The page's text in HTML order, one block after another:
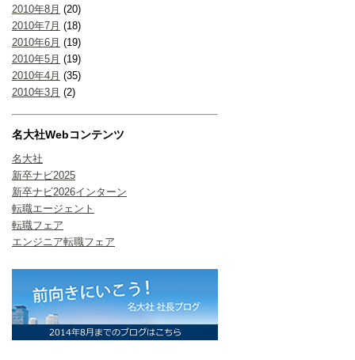
2010年8月 (20)
2010年7月 (18)
2010年6月 (19)
2010年5月 (19)
2010年4月 (35)
2010年3月 (2)
名大社Webコンテンツ
名大社
新卒ナビ2025
新卒ナビ2026インターン
転職エージェント
転職フェア
エンジニア転職フェア